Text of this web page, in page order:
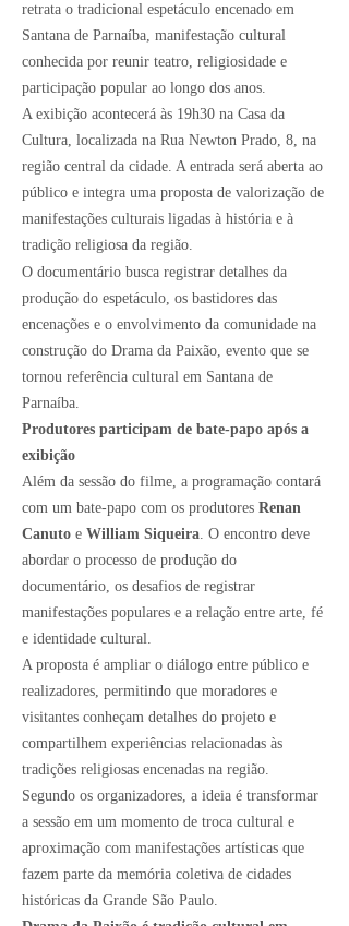
retrata o tradicional espetáculo encenado em
Santana de Parnaíba, manifestação cultural
conhecida por reunir teatro, religiosidade e
participação popular ao longo dos anos.
A exibição acontecerá às 19h30 na Casa da
Cultura, localizada na Rua Newton Prado, 8, na
região central da cidade. A entrada será aberta ao
público e integra uma proposta de valorização de
manifestações culturais ligadas à história e à
tradição religiosa da região.
O documentário busca registrar detalhes da
produção do espetáculo, os bastidores das
encenações e o envolvimento da comunidade na
construção do Drama da Paixão, evento que se
tornou referência cultural em Santana de
Parnaíba.
Produtores participam de bate-papo após a
exibição
Além da sessão do filme, a programação contará
com um bate-papo com os produtores Renan
Canuto e William Siqueira . O encontro deve
abordar o processo de produção do
documentário, os desafios de registrar
manifestações populares e a relação entre arte, fé
e identidade cultural.
A proposta é ampliar o diálogo entre público e
realizadores, permitindo que moradores e
visitantes conheçam detalhes do projeto e
compartilhem experiências relacionadas às
tradições religiosas encenadas na região.
Segundo os organizadores, a ideia é transformar
a sessão em um momento de troca cultural e
aproximação com manifestações artísticas que
fazem parte da memória coletiva de cidades
históricas da Grande São Paulo.